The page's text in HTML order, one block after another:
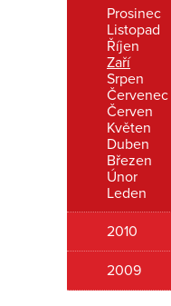
Prosinec
Listopad
Říjen
Zaří
Srpen
Červenec
Červen
Květen
Duben
Březen
Únor
Leden
2010
2009